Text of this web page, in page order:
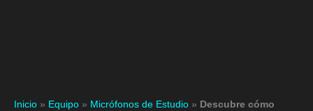
Inicio » Equipo » Micrófonos de Estudio » Descubre cómo